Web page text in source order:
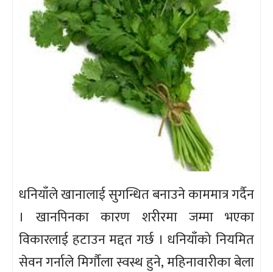
धनियाँले खानालाई सुगन्धित बनाउने काममात्र गर्दैन
। खानपिनका कारण शरीरमा जम्मा भएका
विकारलाई हटाउन मद्दत गर्छ । धनियाँको नियमित
सेवन गर्नाले मिर्गौला स्वस्थ हुने, महिनावारीका बेला